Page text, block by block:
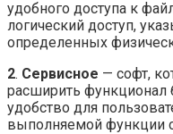
удобного доступа к
логический доступ,
определенных
2. Сервисное — софт,
расширить функционал
удобство для
выполняемой функции